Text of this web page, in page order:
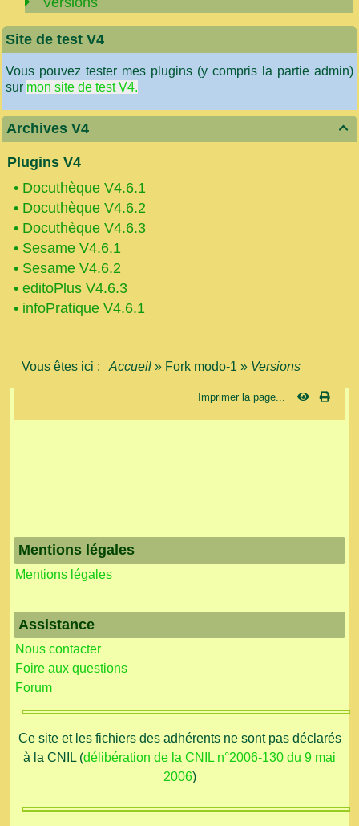
Site de test V4
Vous pouvez tester mes plugins (y compris la partie admin)
sur mon site de test V4.

Archives V4
Plugins V4
• Docuthèque V4.6.1
• Docuthèque V4.6.2
• Docuthèque V4.6.3
• Sesame V4.6.1
• Sesame V4.6.2
• editoPlus V4.6.3
• infoPratique V4.6.1
Vous êtes ici : Accueil » Fork modo-1 » Versions
Imprimer la page...
Mentions légales
Mentions légales
Assistance
Nous contacter
Foire aux questions
Forum
Ce site et les fichiers des adhérents ne sont pas déclarés
à la CNIL (délibération de la CNIL n°2006-130 du 9 mai
2006)